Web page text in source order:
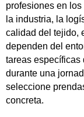
profesiones en
la industria, la
calidad del tejido,
dependen del
tareas específicas
durante una
seleccione
concreta.